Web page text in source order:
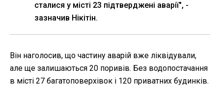
сталися у місті 23 підтверджені аварії", -
зазначив Нікітін.
Він наголосив, що частину аварій вже ліквідували,
але ще залишаються 20 поривів. Без водопостачання
в місті 27 багатоповерхівок і 120 приватних будинків.